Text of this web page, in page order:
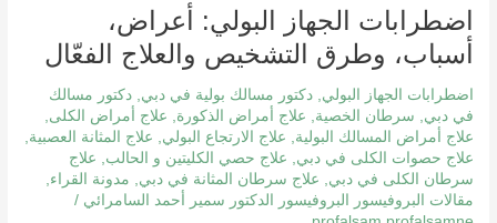
اضطرابات الجهاز البولي: أعراض،
أسباب، وطرق التشخيص والعلاج الفعّال
اضطرابات الجهاز البولي ,دكتور مسالك بولية في دبي ,دكتور مسالك
في دبي
سرطان الخصية علاج أمراض الذكورة علاج أمراض الكلى
علاج أمراض المسالك البولية
علاج الارتجاع البولي علاج المثانة العصبية
علاج حصوات الكلى في دبي
علاج حصي الكليتين و الحالب
علاج
سرطان الكلى في دبي
علاج سرطان المثانة في دبي مدونة القراء
مقالات البروفيسور البروفيسور الدكتور سمير أحمد السامرائي /
البولي:
أعراض،
أسباب،
وطرق
التشخيص
والعلاج
الفعّال